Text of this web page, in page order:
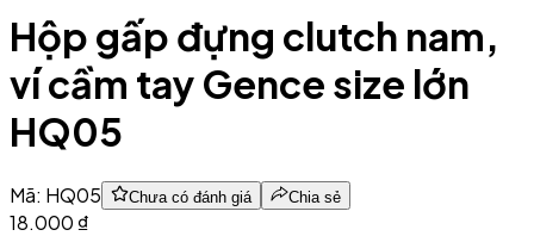
Hộp gấp đựng clutch nam,
ví cầm tay Gence size lớn
HQ05
Mã: HQ05 Chưa có đánh giá Chia sẻ
18.000 ₫